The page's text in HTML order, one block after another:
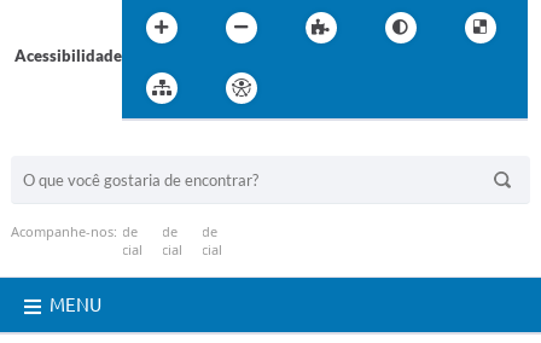
Acessibilidade
Acompanhe-nos:
MENU